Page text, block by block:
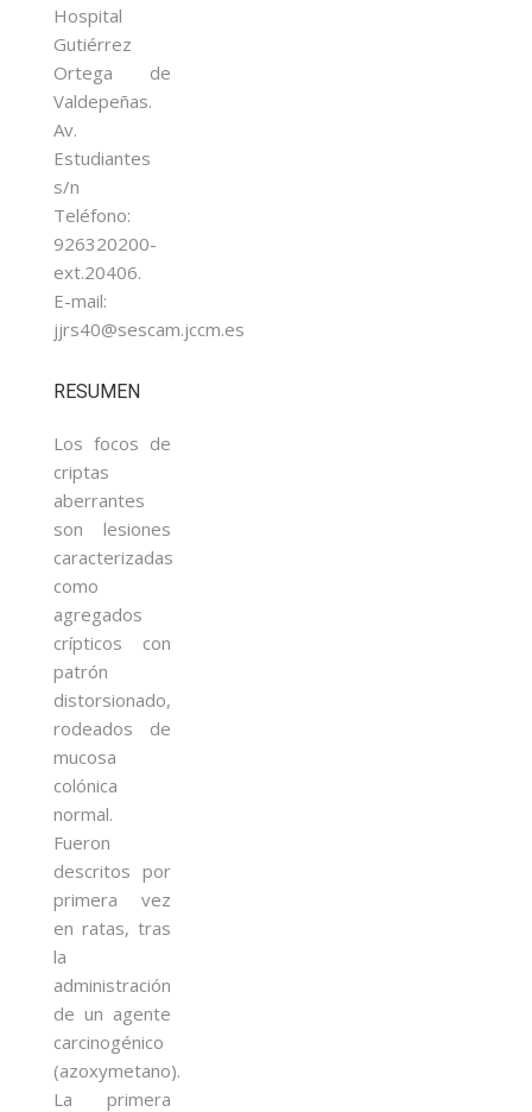
Hospital
Gutiérrez
Ortega de
Valdepeñas.
Av.
Estudiantes
s/n
Teléfono:
926320200-
ext.20406.
E-mail:
jjrs40@sescam.jccm.es
RESUMEN
Los focos de
criptas
aberrantes
son lesiones
caracterizadas
como
agregados
crípticos con
patrón
distorsionado,
rodeados de
mucosa
colónica
normal.
Fueron
descritos por
primera vez
en ratas, tras
la
administración
de un agente
carcinogénico
(azoxymetano).
La primera